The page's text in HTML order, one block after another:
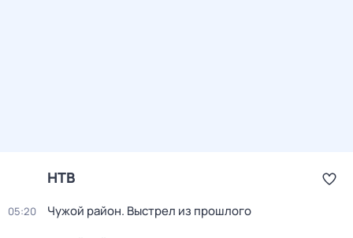
НТВ
05:20 Чужой район. Выстрел из прошлого